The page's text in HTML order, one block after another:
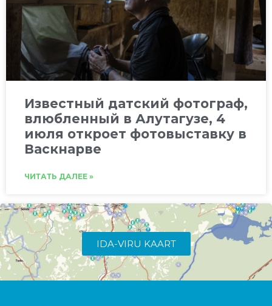
Известный датский фотограф,
влюбленный в Алутагузе, 4
июля откроет фотовыставку в
Васкнарве
ЧИТАТЬ ДАЛЕЕ »
IDA-VIRU KAART